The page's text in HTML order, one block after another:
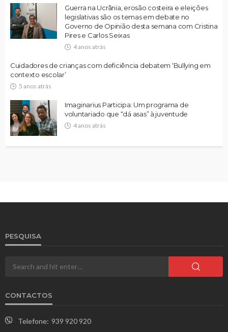
Guerra na Ucrânia, erosão costeira e eleições
legislativas são os temas em debate no
Governo de Opinião desta semana com Cristina
Pires e Carlos Seixas
4 anos atrás
Cuidadores de crianças com deficiência debatem ‘Bullying em
contexto escolar’
5 anos atrás
Imaginarius Participa: Um programa de
voluntariado que “dá asas” à juventude
4 anos atrás
PESQUISA
CONTACTOS
Telefone: 939 920 920